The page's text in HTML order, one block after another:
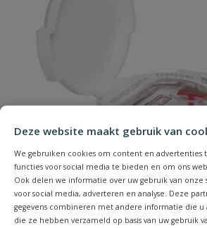
Deze website maakt gebruik van
We gebruiken cookies om content en advertenties
functies voor social media te bieden en om ons
Ook delen we informatie over uw gebruik van
voor social media, adverteren en analyse. Deze
gegevens combineren met andere informatie die u
die ze hebben verzameld op basis van uw gebruik
Naam
Samenvatting
Beoordeling